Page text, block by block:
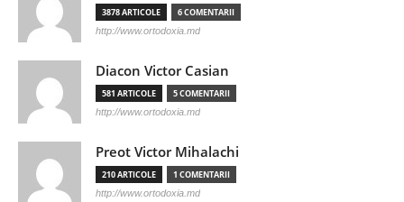
3878 ARTICOLE 6 COMENTARII
http://www.ortodoxia.md
Diacon Victor Casian
581 ARTICOLE 5 COMENTARII
http://www.ortodoxia.md
Preot Victor Mihalachi
210 ARTICOLE 1 COMENTARII
http://www.ortodoxia.md